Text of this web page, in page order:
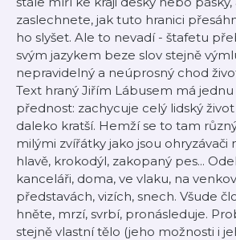
zaslechnete, jak tuto hranici
ho slyšet. Ale to nevadí - štafetu
svým jazykem beze slov stejně
nepravidelný a neúprosný chod
Text hraný Jiřím Lábusem má
přednost: zachycuje celý lidský
daleko kratší. Hemží se to tam
milými zvířátky jako jsou ohryzávači
hlavě, krokodýl, zakopaný pes...
kanceláři, doma, ve vlaku, na
představách, vizích, snech. Všude
hněte, mrzí, svrbí, pronásleduje.
stejně vlastní tělo (jeho možnosti i